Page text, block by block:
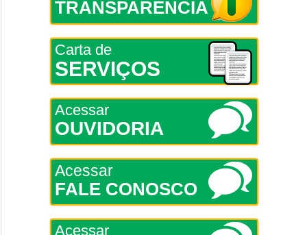
TRANSPARÊNCIA
Carta de
SERVIÇOS
Acessar
OUVIDORIA
Acessar
FALE CONOSCO
Acessar